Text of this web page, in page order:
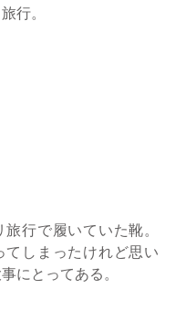
行。
行で履いていた靴。
てしまったけれど思い
にとってある。